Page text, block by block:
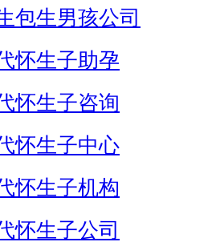
包生男孩公司
怀生子助孕
怀生子咨询
怀生子中心
怀生子机构
怀生子公司